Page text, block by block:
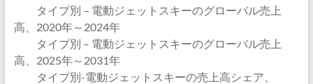
タイプ別 – 電動ジェットスキーのグローバル売上
高、2020年～2024年
タイプ別 – 電動ジェットスキーのグローバル売上
高、2025年～2031年
タイプ別-電動ジェットスキーの売上高シェア、